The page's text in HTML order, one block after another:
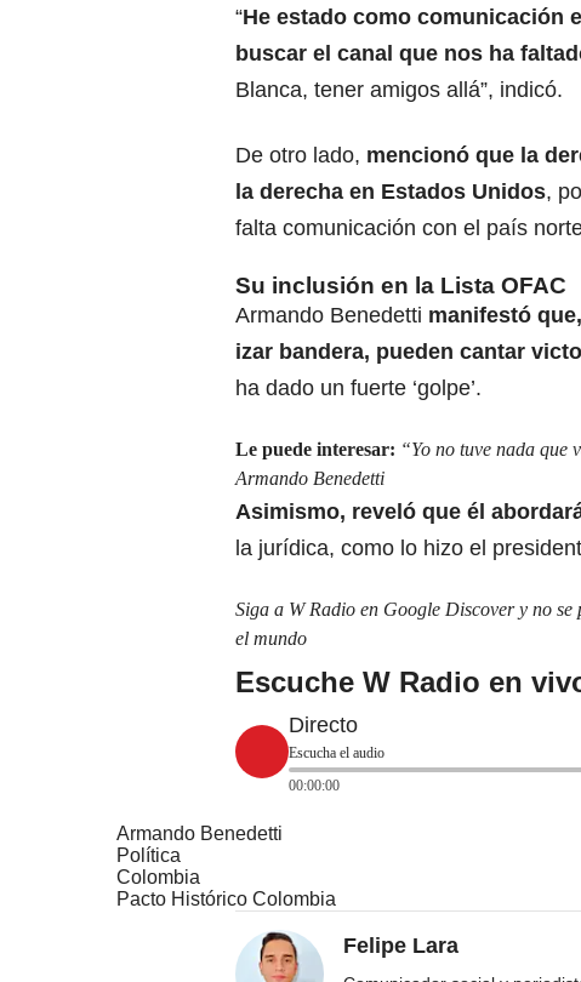
“He estado como comunicación
buscar el canal que nos ha
Blanca, tener amigos allá”, indicó.
De otro lado, mencionó que la
la derecha en Estados Unidos,
falta comunicación con el país
Su inclusión en la Lista OFAC
Armando Benedetti manifestó
izar bandera, pueden cantar
ha dado un fuerte ‘golpe’.
Le puede interesar: “Yo no tuve nada que
Armando Benedetti
Asimismo, reveló que él
la jurídica, como lo hizo el
Siga a W Radio en Google Discover y no
el mundo
Escuche W Radio en
Directo
Escucha el audio
00:00:00
Armando Benedetti
Política
Colombia
Pacto Histórico Colombia
Felipe Lara